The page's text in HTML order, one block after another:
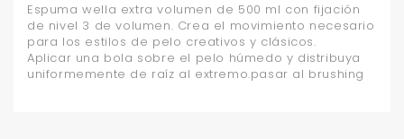
Espuma wella extra volumen de 500 ml con fijación
de nivel 3 de volumen. Crea el movimiento necesario
para los estilos de pelo creativos y clásicos.
Aplicar una bola sobre el pelo húmedo y distribuya
uniformemente de raíz al extremo.pasar al brushing